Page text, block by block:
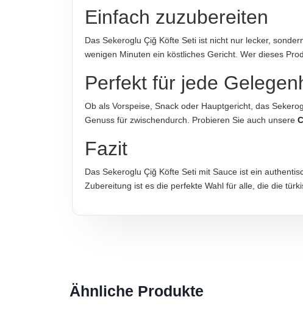
500g
NETTOFÜLLMENGE
500g
Hinweis zur Haftung: Für die vorstehenden Angaben wird keine Haftung
Einfach zuzubereiten
Das Sekeroglu Çiğ Köfte Seti ist nicht nur lecker,
wenigen Minuten ein köstliches Gericht. Wer dieses
Perfekt für jede
Ob als Vorspeise, Snack oder Hauptgericht, das
Genuss für zwischendurch. Probieren Sie auch unsere
Fazit
Das Sekeroglu Çiğ Köfte Seti mit Sauce ist ein
Zubereitung ist es die perfekte Wahl für alle, die die
Ähnliche Produkte